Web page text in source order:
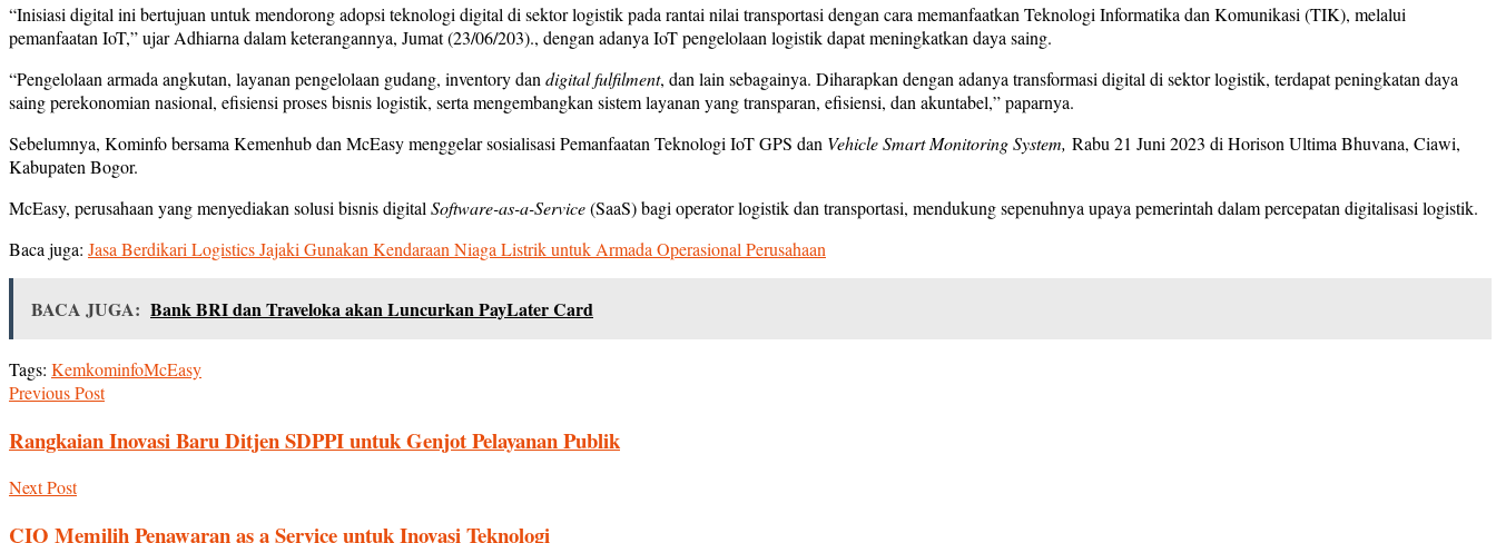
“Inisiasi digital ini bertujuan untuk mendorong adopsi teknologi digital di sektor logistik pada rantai nilai transportasi dengan cara memanfaatkan Teknologi Informatika dan Komunikasi (TIK), melalui
pemanfaatan IoT,” ujar Adhiarna dalam keterangannya, Jumat (23/06/203)., dengan adanya IoT pengelolaan logistik dapat meningkatkan daya saing.
“Pengelolaan armada angkutan, layanan pengelolaan gudang, inventory dan digital fulfilment, dan lain sebagainya. Diharapkan dengan adanya transformasi digital di sektor logistik, terdapat peningkatan daya
saing perekonomian nasional, efisiensi proses bisnis logistik, serta mengembangkan sistem layanan yang transparan, efisiensi, dan akuntabel,” paparnya.
Sebelumnya, Kominfo bersama Kemenhub dan McEasy menggelar sosialisasi Pemanfaatan Teknologi IoT GPS dan Vehicle Smart Monitoring System, Rabu 21 Juni 2023 di Horison Ultima Bhuvana, Ciawi,
Kabupaten Bogor.
McEasy, perusahaan yang menyediakan solusi bisnis digital Software-as-a-Service(SaaS) bagi operator logistik dan transportasi, mendukung sepenuhnya upaya pemerintah dalam percepatan digitalisasi logistik.
Baca juga: Jasa Berdikari Logistics Jajaki Gunakan Kendaraan Niaga Listrik untuk Armada Operasional Perusahaan
BACA JUGA: Bank BRI dan Traveloka akan Luncurkan PayLater Card
Tags: KemkominfoMcEasy
Previous Post
Rangkaian Inovasi Baru Ditjen SDPPI untuk Genjot Pelayanan Publik
Next Post
CIO Memilih Penawaran as a Service untuk Inovasi Teknologi